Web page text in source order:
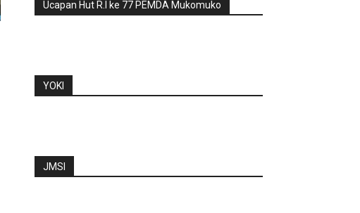
Ucapan Hut R.I ke 77 PEMDA Mukomuko
YOKI
JMSI